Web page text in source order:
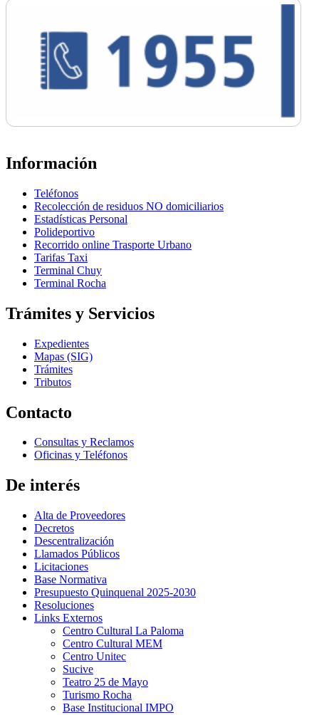
Información
Teléfonos
Recolección de residuos NO domiciliarios
Estadísticas Personal
Polideportivo
Recorrido online Trasporte Urbano
Tarifas Taxi
Terminal Chuy
Terminal Rocha
Trámites y Servicios
Expedientes
Mapas (SIG)
Trámites
Tributos
Contacto
Consultas y Reclamos
Oficinas y Teléfonos
De interés
Alta de Proveedores
Decretos
Descentralización
Llamados Públicos
Licitaciones
Base Normativa
Presupuesto Quinquenal 2025-2030
Resoluciones
Links Externos
Centro Cultural La Paloma
Centro Cultural MEM
Centro Unitec
Sucive
Teatro 25 de Mayo
Turismo Rocha
Base Institucional IMPO